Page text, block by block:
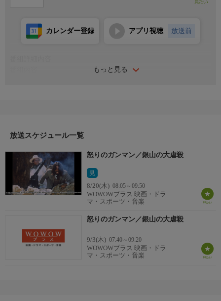
もっと見る
カレンダー登録 アプリ視聴 放送前
駅馬車が到着したとある西部の町には、3000ドルの賞金が懸った
囲し緊張感に溢れていた。ところが乗客の一人であった元保安官
のクレイトンは馬車を降り、賞金稼ぎたちが銃撃戦を繰り広げる
中、フィリップの身柄を悠然と確保する。クレイトンはそのまま
フィリップを連れ去ってしまうが、彼は自分の罪は濡れ衣だと主
放送スケジュール一覧
怒りのガンマン／銀山の大虐殺
見
8/20(木) 08:05～09:50
WOWOWプラス 映画・ドラ
マ・スポーツ・音楽
怒りのガンマン／銀山の大虐殺
9/3(木) 07:40～09:20
WOWOWプラス 映画・ドラ
マ・スポーツ・音楽